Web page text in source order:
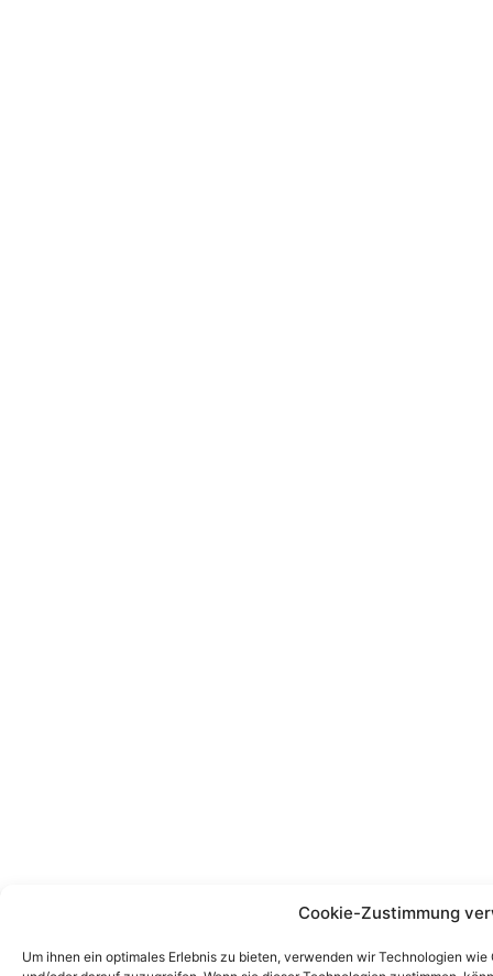
Cookie-Zustimmung
Um ihnen ein optimales Erlebnis zu bieten, verwenden wir Technologien